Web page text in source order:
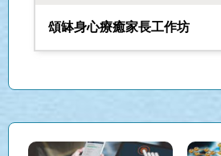
頌缽身心療癒家長工作坊